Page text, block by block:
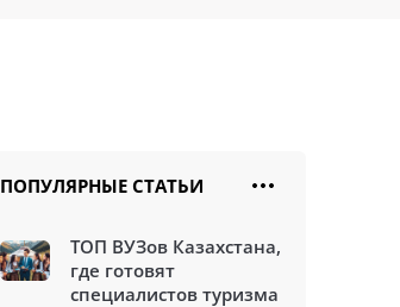
ПОПУЛЯРНЫЕ СТАТЬИ
ТОП ВУЗов Казахстана,
где готовят
специалистов туризма